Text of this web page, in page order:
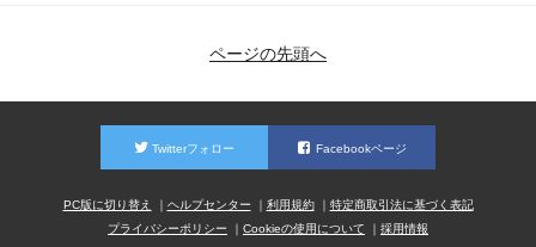
ページの先頭へ
Twitterフォロー Facebookページ
PC版に切り替え ヘルプセンター 利用規約
特定商取引法に基づく表記
プライバシーポリシー
Cookieの使用について 採用情報